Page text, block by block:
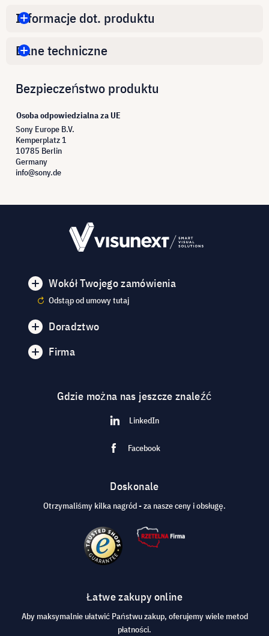
Informacje dot. produktu
Dane techniczne
Bezpieczeństwo produktu
Osoba odpowiedzialna za UE
Sony Europe B.V.
Kemperplatz 1
10785 Berlin
Germany
info@sony.de
Wokół Twojego zamówienia
Odstąp od umowy tutaj
Doradztwo
Firma
Gdzie można nas jeszcze znaleźć
LinkedIn
Facebook
Doskonale
Otrzymaliśmy kilka nagród - za nasze ceny i obsługę.
Łatwe zakupy online
Aby maksymalnie ułatwić Państwu zakup, oferujemy wiele metod
płatności.